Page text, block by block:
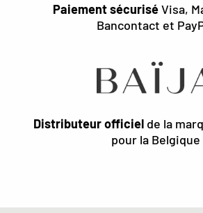
Paiement sécuriséVisa,
Bancontact et
Distributeur officielde la
pour la Belgique